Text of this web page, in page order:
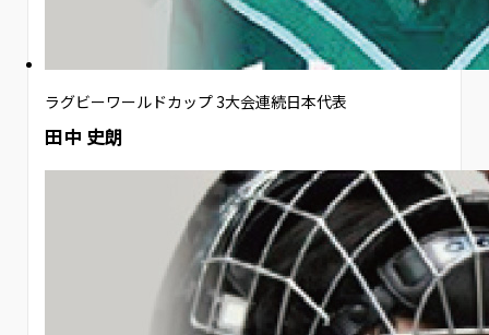
ラグビーワールドカップ 3大会連続日本代表
田中 史朗